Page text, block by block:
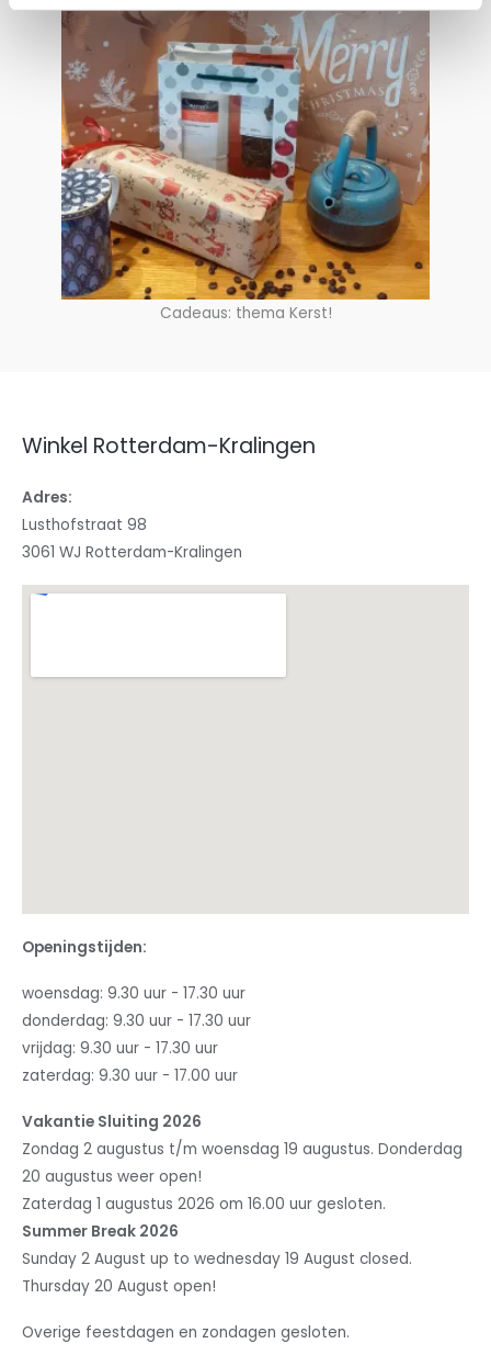
Cadeaus: thema Kerst!
Winkel Rotterdam-Kralingen
Adres:
Lusthofstraat 98
3061 WJ Rotterdam-Kralingen
Openingstijden:
woensdag: 9.30 uur - 17.30 uur
donderdag: 9.30 uur - 17.30 uur
vrijdag: 9.30 uur - 17.30 uur
zaterdag: 9.30 uur - 17.00 uur
Vakantie Sluiting 2026
Zondag 2 augustus t/m woensdag 19 augustus. Donderdag
20 augustus weer open!
Zaterdag 1 augustus 2026 om 16.00 uur gesloten.
Summer Break 2026
Sunday 2 August up to wednesday 19 August closed.
Thursday 20 August open!
Overige feestdagen en zondagen gesloten.